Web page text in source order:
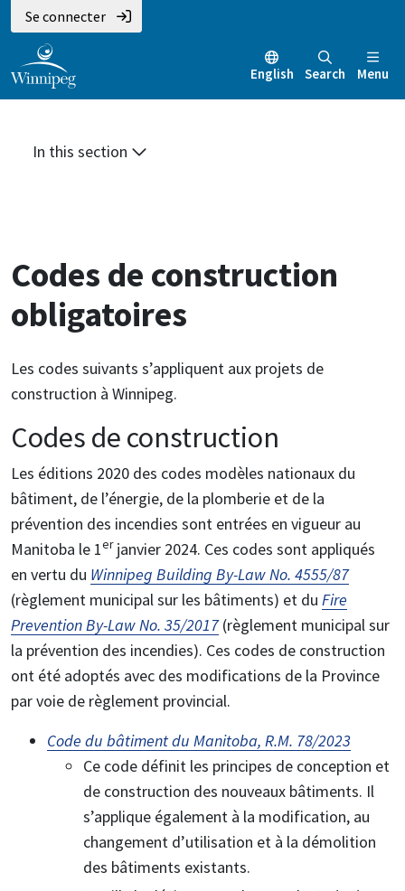
Aller
au
contenu
principal
Skip
to
main
menu
Skip
to
footer
Se connecter
English Search Menu
In this section
Codes de construction
obligatoires
Les codes suivants s’appliquent aux projets de
construction à Winnipeg.
Codes de construction
Les éditions 2020 des codes modèles nationaux du
bâtiment, de l’énergie, de la plomberie et de la
prévention des incendies sont entrées en vigueur au
Manitoba le 1erjanvier 2024. Ces codes sont appliqués
en vertu du Winnipeg Building By-Law No. 4555/87
(règlement municipal sur les bâtiments) et du Fire
Prevention By-Law No. 35/2017(règlement municipal sur
la prévention des incendies). Ces codes de construction
ont été adoptés avec des modifications de la Province
par voie de règlement provincial.
Code du bâtiment du Manitoba, R.M. 78/2023
Ce code définit les principes de conception et
de construction des nouveaux bâtiments. Il
s’applique également à la modification, au
changement d’utilisation et à la démolition
des bâtiments existants.